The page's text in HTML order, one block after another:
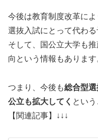
今後は教育制度改革に
選抜入試にとって代わる
そして、国公立大学も
向という情報もあります
つまり、今後も総合型
公立も拡大してく とい
【関連記事】↓↓↓